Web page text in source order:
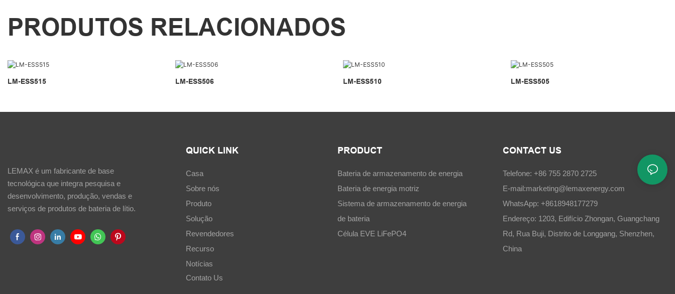
PRODUTOS RELACIONADOS
LM-ESS515 LM-ESS506 LM-ESS510 LM-ESS505
LEMAX é um fabricante de base
tecnológica que integra pesquisa e
desenvolvimento, produção, vendas e
serviços de produtos de bateria de lítio.
QUICK LINK
Casa
Sobre nós
Produto
Solução
Revendedores
Recurso
Notícias
Contato Us
PRODUCT
Bateria de armazenamento de energia
Bateria de energia motriz
Sistema de armazenamento de energia
de bateria
Célula EVE LiFePO4
CONTACT US
Telefone: +86 755 2870 2725
E-mail:marketing@lemaxenergy.com
WhatsApp: +8618948177279
Endereço: 1203, Edifício Zhongan, Guangchang
Rd, Rua Buji, Distrito de Longgang, Shenzhen,
China